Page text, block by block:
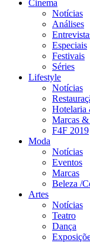
Cinema
Notícias
Análises
Especiais
Festivais
Séries
Lifestyle
Notícias
Hotelaria
Marcas
F4F 2019
Moda
Notícias
Eventos
Marcas
Beleza /
Artes
Notícias
Teatro
Dança